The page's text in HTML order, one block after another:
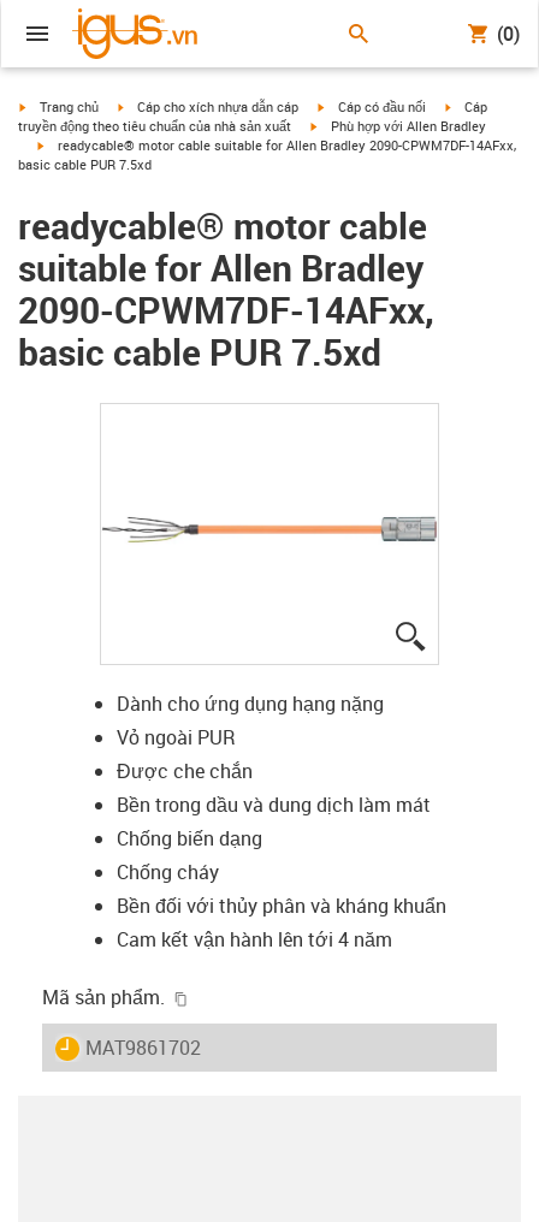
(0)
igus-icon-arrow-right
Trang chủ igus-icon-arrow-right
Cáp cho xích nhựa dẫn cáp igus-icon-arrow-right
Cáp có đầu nối igus-icon-
Cáp
truyền động theo tiêu chuẩn của nhà sản xuất
igus-icon-arrow-right
Phù hợp với Allen Bradley
igus-icon-arrow-right
readycable® motor cable suitable for Allen Bradley 2090-CPWM7DF-14AFxx,
basic cable PUR 7.5xd
readycable® motor cable
suitable for Allen Bradley
2090-CPWM7DF-14AFxx,
basic cable PUR 7.5xd
Dành cho ứng dụng hạng nặng
Vỏ ngoài PUR
Được che chắn
Bền trong dầu và dung dịch làm mát
Chống biến dạng
Chống cháy
Bền đối với thủy phân và kháng khuẩn
Cam kết vận hành lên tới 4 năm
Mã sản phẩm.
igus-icon-lieferzeit
MAT9861702